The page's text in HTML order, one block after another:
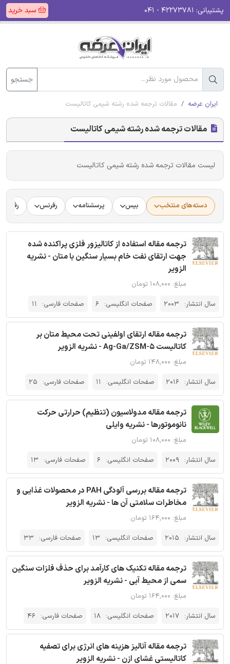
پشتیبانی: سبد خرید
جستجو
ایران عرضه مقالات ترجمه شده رشته شیمی کاتالیست
مقالات ترجمه شده رشته شیمی کاتالیست
لیست مقالات ترجمه شده رشته شیمی کاتالیست
دسته‌های منتخب بیس پرسشنامه رفرنس
ترجمه مقاله استفاده از کاتالیزور فلزی پراکنده شده
جهت ارتقای نفت خام بسیار سنگین با متان - نشریه
الزویر
مبلغ: ۱۰۸,۰۰۰ تومان
سال انتشار: 2003 صفحات انگلیسی: 6 صفحات فارسی: 11
ترجمه مقاله ارتقای اولفینی تحت محیط متان بر
کاتالیست Ag-Ga/ZSM-5 - نشریه الزویر
مبلغ: ۱۴۸,۰۰۰ تومان
سال انتشار: 2016 صفحات انگلیسی: 11 صفحات فارسی: 25
ترجمه مقاله مدولاسیون (تنظیم) حرارتی حرکت
نانوموتورها - نشریه وایلی
مبلغ: ۱۰۸,۰۰۰ تومان
سال انتشار: 2009 صفحات انگلیسی: 6 صفحات فارسی: 13
ترجمه مقاله بررسی آلودگی PAH در محصولات غذایی و
مخاطرات سلامتی آن ها - نشریه الزویر
مبلغ: ۱۶۴,۰۰۰ تومان
سال انتشار: 2015 صفحات انگلیسی: 13 صفحات فارسی: 33
ترجمه مقاله تکنیک های کارآمد برای حذف فلزات سنگین
سمی از محیط آبی - نشریه الزویر
مبلغ: ۱۶۴,۰۰۰ تومان
سال انتشار: 2017 صفحات انگلیسی: 18 صفحات فارسی: 46
ترجمه مقاله آنالیز هزینه های انرژی برای تصفیه
کاتالیستی غشای ازن - نشریه الزویر